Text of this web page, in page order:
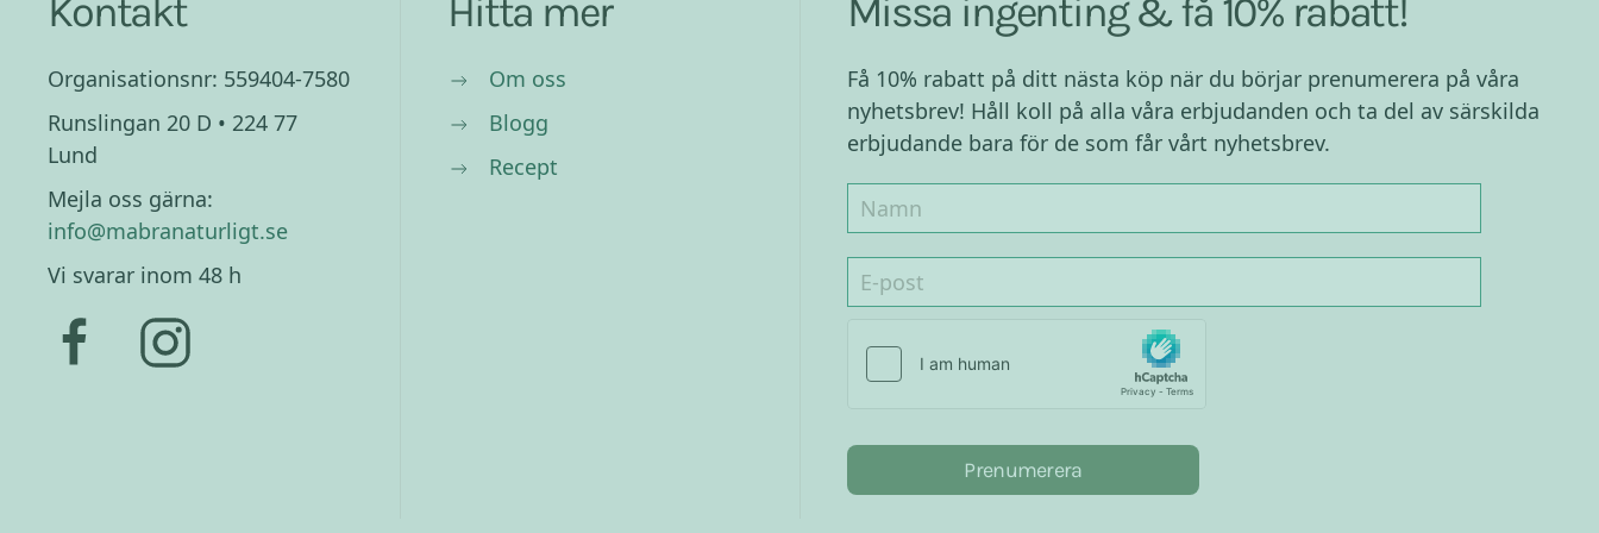
Kontakt
Organisationsnr: 559404-7580
Runslingan 20 D • 224 77
Lund
Mejla oss gärna:
info@mabranaturligt.se
Vi svarar inom 48 h
Hitta mer
Om oss
Blogg
Recept
Missa ingenting & få 10% rabatt!
Få 10% rabatt på ditt nästa köp när du börjar prenumerera på våra
nyhetsbrev! Håll koll på alla våra erbjudanden och ta del av särskilda
erbjudande bara för de som får vårt nyhetsbrev.
Prenumerera